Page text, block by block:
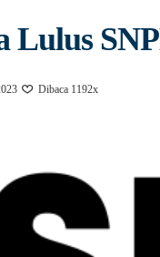
Lulus
Dibaca 1192x